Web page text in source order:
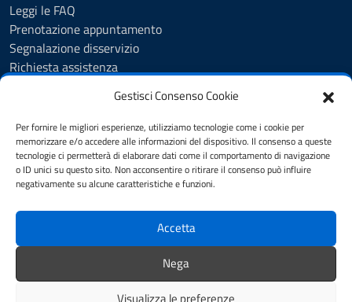
Gestisci Consenso Cookie
Per fornire le migliori esperienze, utilizziamo tecnologie come i cookie per
memorizzare e/o accedere alle informazioni del dispositivo. Il consenso a queste
tecnologie ci permetterà di elaborare dati come il comportamento di navigazione
o ID unici su questo sito. Non acconsentire o ritirare il consenso può influire
negativamente su alcune caratteristiche e funzioni.
Accetta
Nega
Leggi le FAQ
Prenotazione appuntamento
Segnalazione disservizio
Richiesta assistenza
Amministrazione trasparente
Informativa privacy
Cookie Policy (UE)
Dichiarazione di accessibilità
SEGUICI SU
youtube twitter facebook